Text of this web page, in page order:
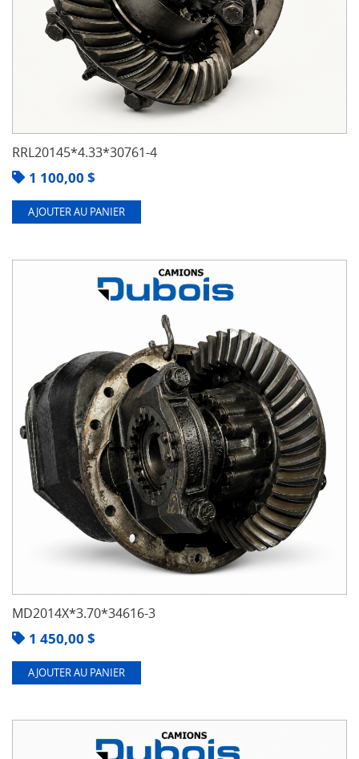
RRL20145*4.33*30761-4
1 100,00 $
AJOUTER AU PANIER
MD2014X*3.70*34616-3
1 450,00 $
AJOUTER AU PANIER